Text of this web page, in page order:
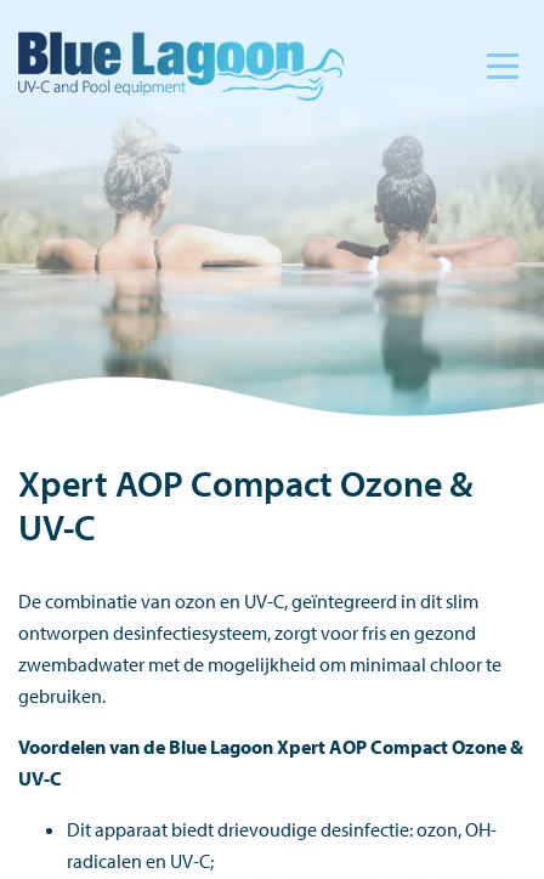
Xpert AOP Compact Ozone &
UV-C
De combinatie van ozon en UV-C, geïntegreerd in dit slim
ontworpen desinfectiesysteem, zorgt voor fris en gezond
zwembadwater met de mogelijkheid om minimaal chloor te
gebruiken.
Voordelen van de Blue Lagoon Xpert AOP Compact Ozone &
UV-C
Dit apparaat biedt drievoudige desinfectie: ozon, OH-
radicalen en UV-C;